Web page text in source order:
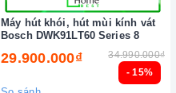
- 15%
Máy hút khói, hút mùi kính vát
Bosch DWK91LT60 Series 8
29.900.000₫ 34.990.000₫